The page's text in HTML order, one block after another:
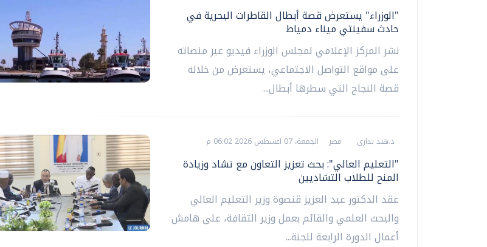
"الوزراء" يستعرض قصة أبطال القاطرات البحرية في
حادث سفينتي ميناء دمياط
نشر المركز الإعلامي لمجلس الوزراء فيديو عبر منصاته
على مواقع التواصل الاجتماعي، يستعرض من خلاله
قصة النجاح التي سطرها أبطال...
د.هند بدارى مصر الجمعة، 07 اغسطس 2026 06:02 م
"التعليم العالي": بحث تعزيز التعاون مع تشاد وزيادة
المنح للطلاب التشاديين
عقد الدكتور عبد العزيز قنصوة وزير التعليم العالي
والبحث العلمي والقائم بعمل وزير الثقافة، على هامش
أعمال الدورة الرابعة للجنة...